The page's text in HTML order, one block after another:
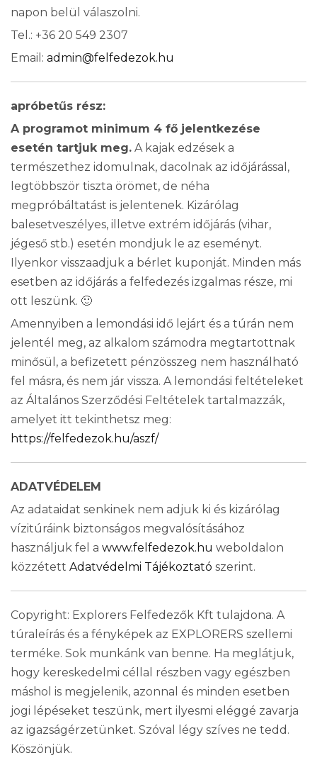
napon belül válaszolni.
Tel.: +36 20 549 2307
Email:admin@felfedezok.hu
apróbetűs rész:
A programot minimum 4 fő jelentkezése
esetén tartjuk meg. A kajak edzések a
természethez idomulnak, dacolnak az időjárással,
legtöbbször tiszta örömet, de néha
megpróbáltatást is jelentenek. Kizárólag
balesetveszélyes, illetve extrém időjárás (vihar,
jégeső stb.) esetén mondjuk le az eseményt.
Ilyenkor visszaadjuk a bérlet kuponját. Minden más
esetben az időjárás a felfedezés izgalmas része, mi
ott leszünk. 🙂
Amennyiben a lemondási idő lejárt és a túrán nem
jelentél meg, az alkalom számodra megtartottnak
minősül, a befizetett pénzösszeg nem használható
fel másra, és nem jár vissza. A lemondási feltételeket
az Általános Szerződési Feltételek tartalmazzák,
amelyet itt tekinthetsz meg:
https://felfedezok.hu/aszf/
ADATVÉDELEM
Az adataidat senkinek nem adjuk ki és kizárólag
vízitúráink biztonságos megvalósításához
használjuk fel a www.felfedezok.hu weboldalon
közzétettAdatvédelmi Tájékoztató szerint.
Copyright: Explorers Felfedezők Kft tulajdona. A
túraleírás és a fényképek az EXPLORERS szellemi
terméke. Sok munkánk van benne. Ha meglátjuk,
hogy kereskedelmi céllal részben vagy egészben
máshol is megjelenik, azonnal és minden esetben
jogi lépéseket teszünk, mert ilyesmi eléggé zavarja
az igazságérzetünket. Szóval légy szíves ne tedd.
Köszönjük.